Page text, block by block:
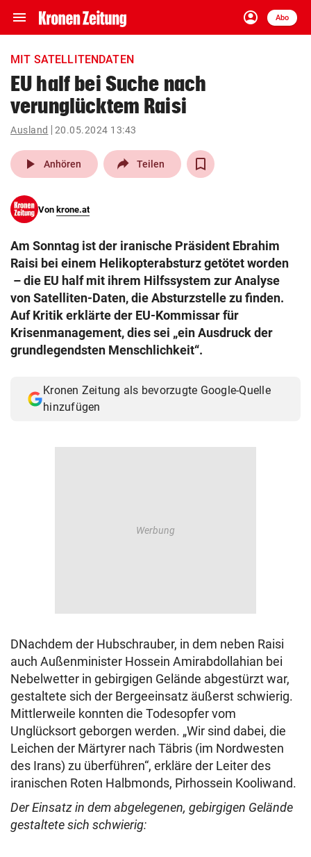
menu Navigation
ein-/ausklappen
account_circle
Anmelden
Abo
close Schließen
account_circle Anmelden
pin_drop
Wien arrow_right
search
eingeben
Muthgasse 2, 1190 Wien
MIT SATELLITENDATEN
EU half bei Suche nach
verunglücktem Raisi
Ausland 20.05.2024 13:43
play_arrow Anhören Teilen
Von krone.at
Am Sonntag ist der iranische Präsident Ebrahim
Raisi bei einem Helikopterabsturz getötet worden
– die EU half mit ihrem Hilfssystem zur Analyse
von Satelliten-Daten, die Absturzstelle zu finden.
Auf Kritik erklärte der EU-Kommissar für
Krisenmanagement, dies sei „ein Ausdruck der
grundlegendsten Menschlichkeit“.
Kronen Zeitung als bevorzugte Google-Quelle
hinzufügen
DNachdem der Hubschrauber, in dem neben Raisi
auch Außenminister Hossein Amirabdollahian bei
Nebelwetter in gebirgigen Gelände abgestürzt war,
gestaltete sich der Bergeeinsatz äußerst schwierig.
Mittlerweile konnten die Todesopfer vom
Unglücksort geborgen werden. „Wir sind dabei, die
Leichen der Märtyrer nach Täbris (im Nordwesten
des Irans) zu überführen“, erkläre der Leiter des
iranischen Roten Halbmonds, Pirhossein Kooliwand.
Der Einsatz in dem abgelegenen, gebirgigen Gelände
gestaltete sich schwierig: